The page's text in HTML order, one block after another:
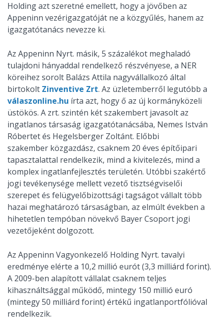
Holding azt szeretné emellett, hogy a jövőben az
Appeninn vezérigazgatóját ne a közgyűlés, hanem az
igazgatótanács nevezze ki.
Az Appeninn Nyrt. másik, 5 százalékot meghaladó
tulajdoni hányaddal rendelkező részvényese, a NER
köreihez sorolt Balázs Attila nagyvállalkozó által
birtokolt Zinventive Zrt. Az üzletemberről legutóbb a
válaszonline.hu írta azt, hogy ő az új kormányközeli
üstökös. A zrt. szintén két szakembert javasolt az
ingatlanos társaság igazgatótanácsába, Nemes István
Róbertet és Hegelsberger Zoltánt. Előbbi
szakember közgazdász, csaknem 20 éves építőipari
tapasztalattal rendelkezik, mind a kivitelezés, mind a
komplex ingatlanfejlesztés területén. Utóbbi szakértő
jogi tevékenysége mellett vezető tisztségviselői
szerepet és felügyelőbizottsági tagságot vállalt több
hazai meghatározó társaságban, az elmúlt években a
hihetetlen tempóban növekvő Bayer Csoport jogi
vezetőjeként dolgozott.
Az Appeninn Vagyonkezelő Holding Nyrt. tavalyi
eredménye elérte a 10,2 millió eurót (3,3 milliárd forint).
A 2009-ben alapított vállalat csaknem teljes
kihasználtsággal működő, mintegy 150 millió euró
(mintegy 50 milliárd forint) értékű ingatlanportfólióval
rendelkezik.